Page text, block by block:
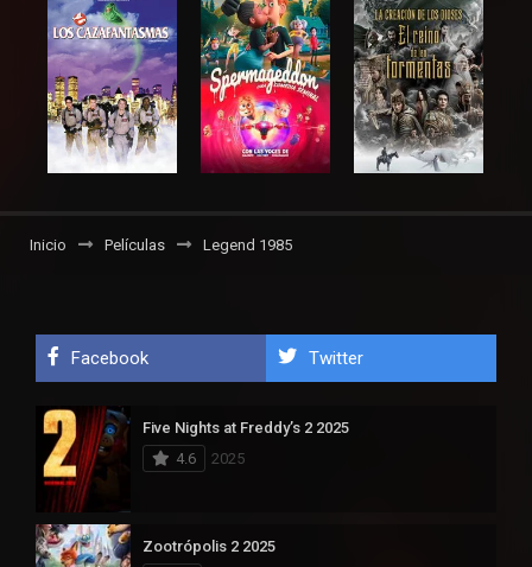
Inicio Películas Legend 1985
Facebook Twitter
Five Nights at Freddy’s 2 2025
4.6
2025
Zootrópolis 2 2025